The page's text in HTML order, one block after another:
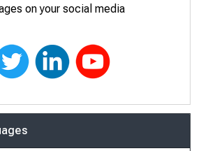
on your social media